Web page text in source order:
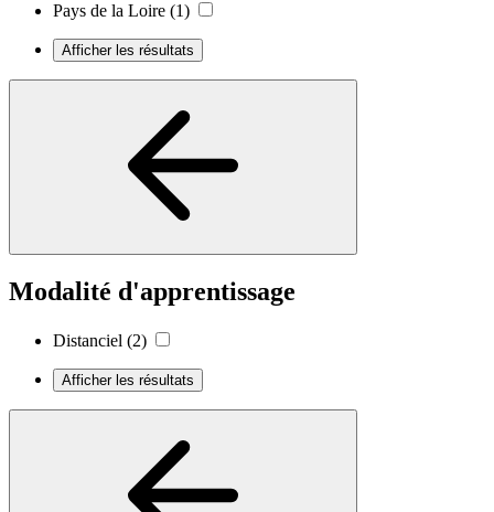
Pays de la Loire (1)
Afficher les résultats
Modalité d'apprentissage
Distanciel (2)
Afficher les résultats